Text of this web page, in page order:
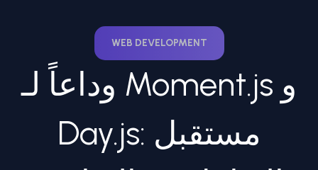
WEB DEVELOPMENT
وداعاً لـ Moment.js و
Day.js: مستقبل